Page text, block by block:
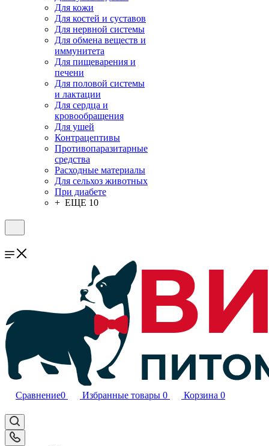
Для кожи
Для костей и суставов
Для нервной системы
Для обмена веществ и
иммунитета
Для пищеварения и
печени
Для половой системы
и лактации
Для сердца и
кровообращения
Для ушей
Контрацептивы
Противопаразитарные
средства
Расходные материалы
Для сельхоз животных
При диабете
+ ЕЩЕ 10
Сравнение0 Избранные товары 0 Корзина 0